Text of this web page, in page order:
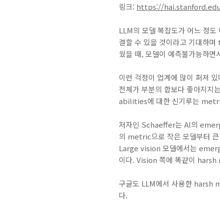
링크: https://
LLM의 모델 복잡도가 어느 정
결할 수 있을 것이라고 기대하
웠을 때, 모델이 예측불가능하
이런 걱정이 업계에 많이 퍼져
전체가 부분의 합보다 좋아지
abilities에 대한 신기루는
저자인 Schaeffer는 AI의
의 metric으로 작은 모델부터
Large vision 모델에서는
이다. Vision 쪽에 똑같이
구글도 LLM에서 사용한 harsh
다.